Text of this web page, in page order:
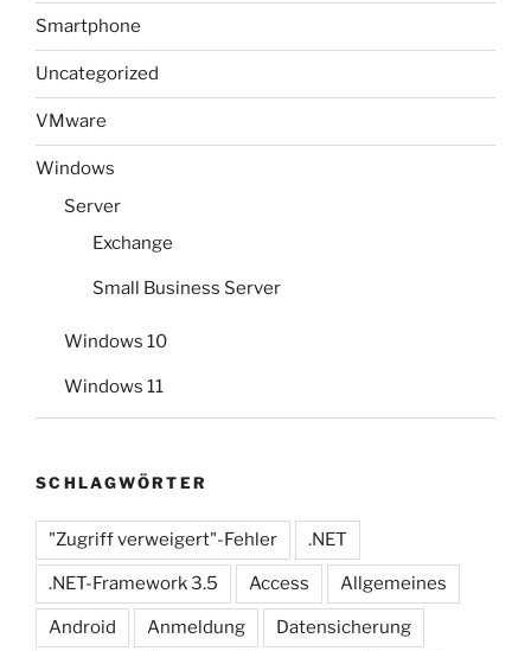
Smartphone
Uncategorized
VMware
Windows
Server
Exchange
Small Business Server
Windows 10
Windows 11
SCHLAGWÖRTER
"Zugriff verweigert"-Fehler .NET
.NET-Framework 3.5 Access Allgemeines
Android Anmeldung Datensicherung